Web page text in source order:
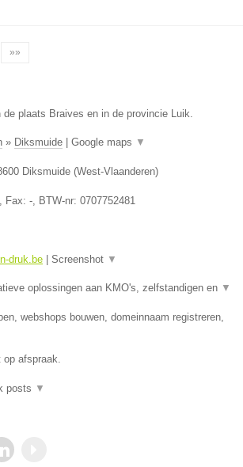
»»
de plaats Braives en in de provincie Luik.
» Diksmuide Google maps ▼
Diksmuide (West-Vlaanderen)
, Fax: -, BTW-nr: 0707752481
druk.be Screenshot ▼
oplossingen aan KMO's, zelfstandigen en ▼
webshops bouwen, domeinnaam registreren,
op afspraak.
posts ▼